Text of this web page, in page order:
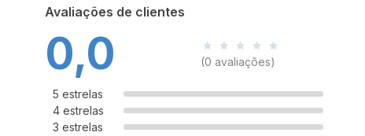
Avaliações de clientes
0,0 (0 avaliações)
5 estrelas
4 estrelas
3 estrelas